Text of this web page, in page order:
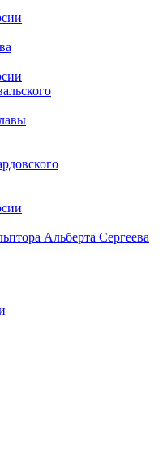
Альберта Сергеева